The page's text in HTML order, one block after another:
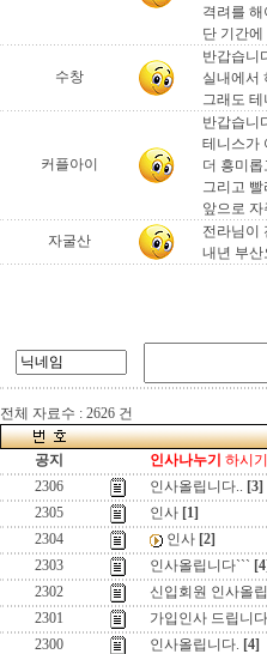
격려를
단 기간
수창
반갑습니
실내에서
그래도
커플아이
반갑습니
테니스가
더 흥미
그리고
앞으로
자굴산
전라님이
내년 부
전체 자료수 : 2626 건
공지 인사나누기 하시
2306
인사올립니다.. [3]
2305
인사 [1]
2304
인사 [2]
2303
인사올립니다```
2302
신입회원 인사올
2301
가입인사 드립니다
2300
인사올립니다. [4]